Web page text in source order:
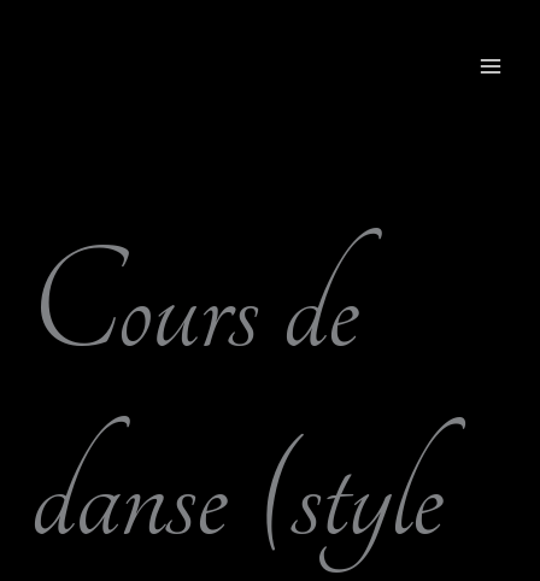
Cours de
danse (style